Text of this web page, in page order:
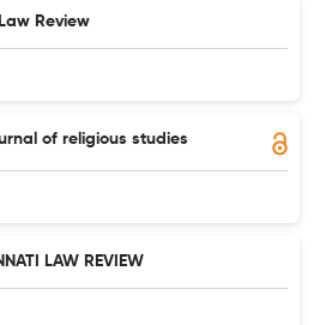
Review
of religious studies
LAW REVIEW